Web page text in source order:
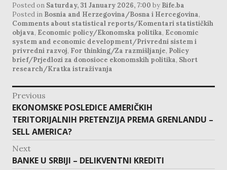
Posted on Saturday, 31 January 2026, 7:00 by Bife.ba
Posted in Bosnia and Herzegovina/Bosna i Hercegovina,
Comments about statistical reports/Komentari statističkih
objava, Economic policy/Ekonomska politika, Economic
system and economic development/Privredni sistem i
privredni razvoj, For thinking/Za razmišljanje, Policy
brief/Prjedlozi za donosioce ekonomskih politika, Short
research/Kratka istraživanja
post
navigation
Previous
Previous
post:
EKONOMSKE POSLEDICE AMERIČKIH
TERITORIJALNIH PRETENZIJA PREMA GRENLANDU –
SELL AMERICA?
Next
Next
BANKE U SRBIJI – DELIKVENTNI KREDITI